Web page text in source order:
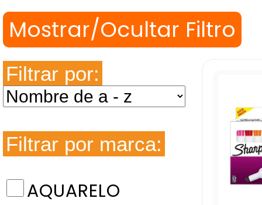
Filtrar por:
Filtrar por marca:
AQUARELO